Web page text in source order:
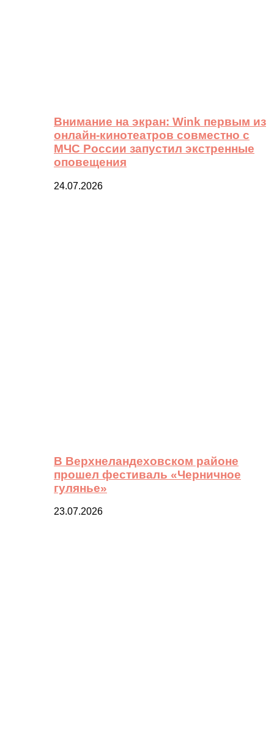
Внимание на экран: Wink первым из
онлайн-кинотеатров совместно с
МЧС России запустил экстренные
оповещения
24.07.2026
В Верхнеландеховском районе
прошел фестиваль «Черничное
гулянье»
23.07.2026